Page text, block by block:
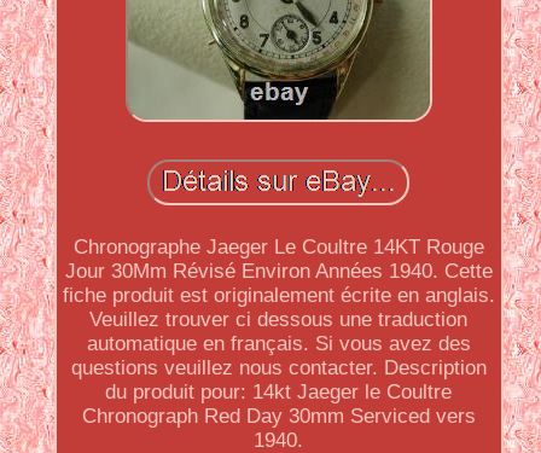
Chronographe Jaeger Le Coultre 14KT Rouge
Jour 30Mm Révisé Environ Années 1940. Cette
fiche produit est originalement écrite en anglais.
Veuillez trouver ci dessous une traduction
automatique en français. Si vous avez des
questions veuillez nous contacter. Description
du produit pour: 14kt Jaeger le Coultre
Chronograph Red Day 30mm Serviced vers
1940.